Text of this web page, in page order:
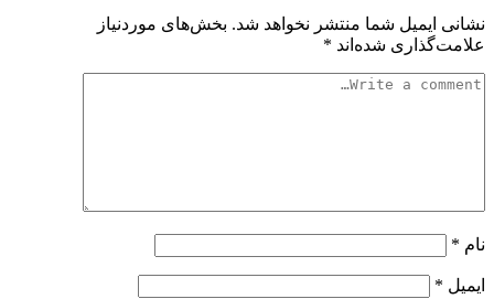
نشانی ایمیل شما منتشر نخواهد شد. بخش‌های موردنیاز
علامت‌گذاری شده‌اند *
نام *
ایمیل *